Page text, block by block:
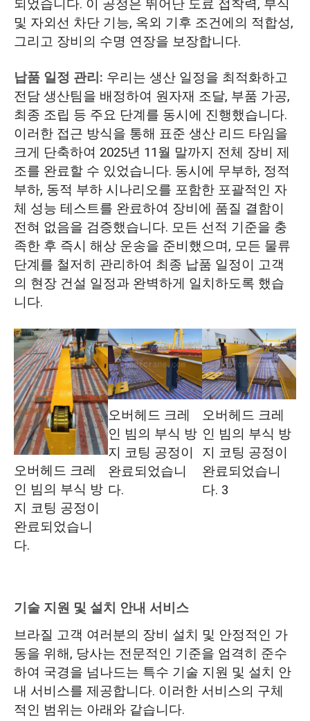
되었습니다. 이 공정은 뛰어난 도료 접착력, 부식
및 자외선 차단 기능, 옥외 기후 조건에의 적합성,
그리고 장비의 수명 연장을 보장합니다.
납품 일정 관리: 우리는 생산 일정을 최적화하고
전담 생산팀을 배정하여 원자재 조달, 부품 가공,
최종 조립 등 주요 단계를 동시에 진행했습니다.
이러한 접근 방식을 통해 표준 생산 리드 타임을
크게 단축하여 2025년 11월 말까지 전체 장비 제
조를 완료할 수 있었습니다. 동시에 무부하, 정적
부하, 동적 부하 시나리오를 포함한 포괄적인 자
체 성능 테스트를 완료하여 장비에 품질 결함이
전혀 없음을 검증했습니다. 모든 선적 기준을 충
족한 후 즉시 해상 운송을 준비했으며, 모든 물류
단계를 철저히 관리하여 최종 납품 일정이 고객
의 현장 건설 일정과 완벽하게 일치하도록 했습
니다.
오버헤드 크레
인 빔의 부식 방
지 코팅 공정이
완료되었습니
다.
오버헤드 크레
인 빔의 부식 방
지 코팅 공정이
완료되었습니
다.
오버헤드 크레
인 빔의 부식 방
지 코팅 공정이
완료되었습니
다. 3
기술 지원 및 설치 안내 서비스
브라질 고객 여러분의 장비 설치 및 안정적인 가
동을 위해, 당사는 전문적인 기준을 엄격히 준수
하여 국경을 넘나드는 특수 기술 지원 및 설치 안
내 서비스를 제공합니다. 이러한 서비스의 구체
적인 범위는 아래와 같습니다.